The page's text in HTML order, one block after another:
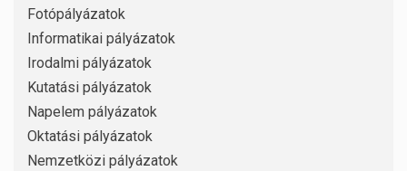
Fotópályázatok
Informatikai pályázatok
Irodalmi pályázatok
Kutatási pályázatok
Napelem pályázatok
Oktatási pályázatok
Nemzetközi pályázatok